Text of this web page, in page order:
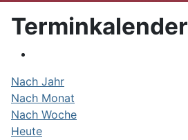
Terminkalender
Nach Jahr
Nach Monat
Nach Woche
Heute